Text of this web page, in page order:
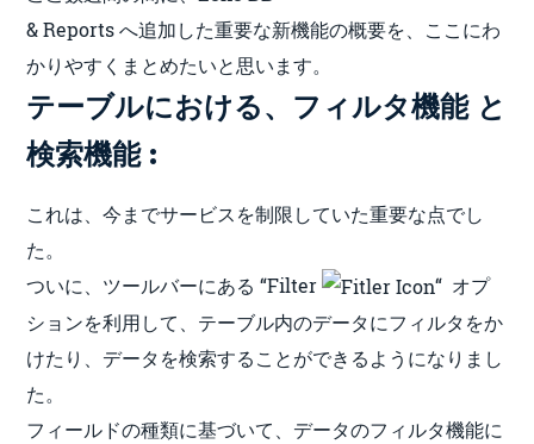
& Reports へ追加した重要な新機能の概要を、ここにわ
かりやすくまとめたいと思います。
テーブルにおける、フィルタ機能 と
検索機能 :
これは、今までサービスを制限していた重要な点でし
た。
ついに、ツールバーにある “Filter
“ オプ
ションを利用して、テーブル内のデータにフィルタをか
けたり、データを検索することができるようになりまし
た。
フィールドの種類に基づいて、データのフィルタ機能に